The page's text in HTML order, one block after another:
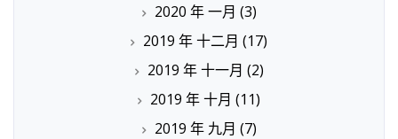
2020 年 一月 (3)
2019 年 十二月 (17)
2019 年 十一月 (2)
2019 年 十月 (11)
2019 年 九月 (7)